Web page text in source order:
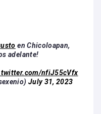
en Chicoloapan,
adelante!
nfiJ55cVfx
July 31, 2023